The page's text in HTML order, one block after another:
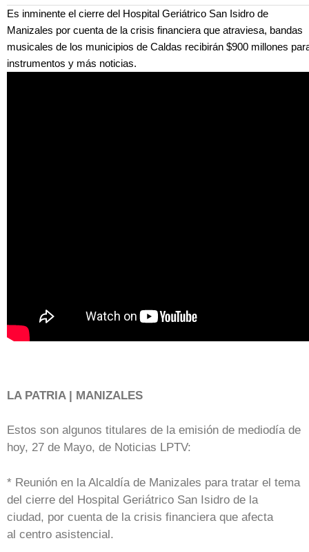
Es inminente el cierre del Hospital Geriátrico San Isidro de
Manizales por cuenta de la crisis financiera que atraviesa, bandas
musicales de los municipios de Caldas recibirán $900 millones
instrumentos y más noticias.
LA PATRIA | MANIZALES
Estos son algunos titulares de la emisión de mediodía de
hoy, 27 de Mayo, de Noticias LPTV:
* Reunión en la Alcaldía de Manizales para tratar el tema
del cierre del Hospital Geriátrico San Isidro de la
ciudad, por cuenta de la crisis financiera que afecta
al centro asistencial.